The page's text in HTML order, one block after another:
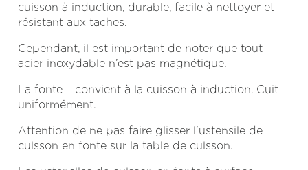
cuisson à induction, durable, facile à nettoyer et
résistant aux taches.
Cependant, il est important de noter que tout
acier inoxydable n’est pas magnétique.
La fonte – convient à la cuisson à induction. Cuit
uniformément.
Attention de ne pas faire glisser l’ustensile de
cuisson en fonte sur la table de cuisson.